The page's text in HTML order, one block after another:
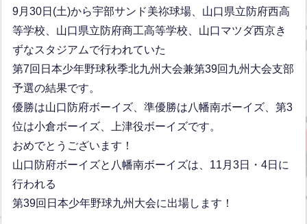
9月30日(土)から宇部サンド美祢球場、山口県立防府西高
等学校、山口県立防府商工高等学校、山口マツダ西京き
ずなスタジアムで行われていた
第7回日本少年野球秋季北九州大会兼第39回九州大会支部
予選の結果です。
優勝は山口防府ボーイズ、準優勝は八幡南ボーイズ、第3
位は小倉ボーイズ、上津役ボーイズです。
おめでとうございます！
山口防府ボーイズと八幡南ボーイズは、11月3日・4日に
行われる
第39回日本少年野球九州大会に出場します！